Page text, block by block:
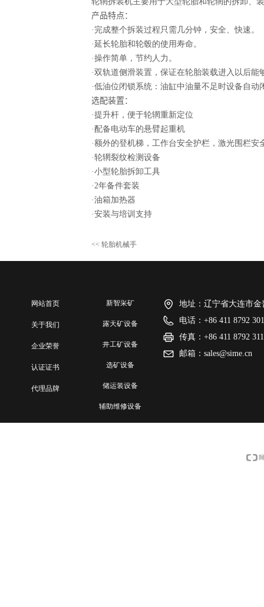
产品特点：
·完成整个拆装过程只需几分钟，安全、快速。
·延长轮胎和轮毂的使用寿命。
·操作简单，节约人力。
·双轨道侧滑装置，保证在轮胎装载进入以后能
·低油位闭锁系统：油缸中油量不足时设备自动
选配装置：
·提升杆，便于轮辋重新定位
·配备电动车的悬臂起重机
·额外的登机梯，工作台安全护栏，激光围栏安
·轮辋裂纹检测设备
·小型轮胎拆卸工具
·2年备件套装
·油箱加热器
·安装与培训支持
<< 轮胎机械手
地址： 辽宁省大连市金
电话： +86 411 8792
传真： +86 411 8792
邮箱： sales@sime.cn
网站首页
网站首页
关于我们
关于我们
企业荣誉
企业荣誉
认证证书
认证证书
代理品牌
新智采矿
露天矿设备
井工矿设备
选矿设备
储运装设备
辅助维修设备